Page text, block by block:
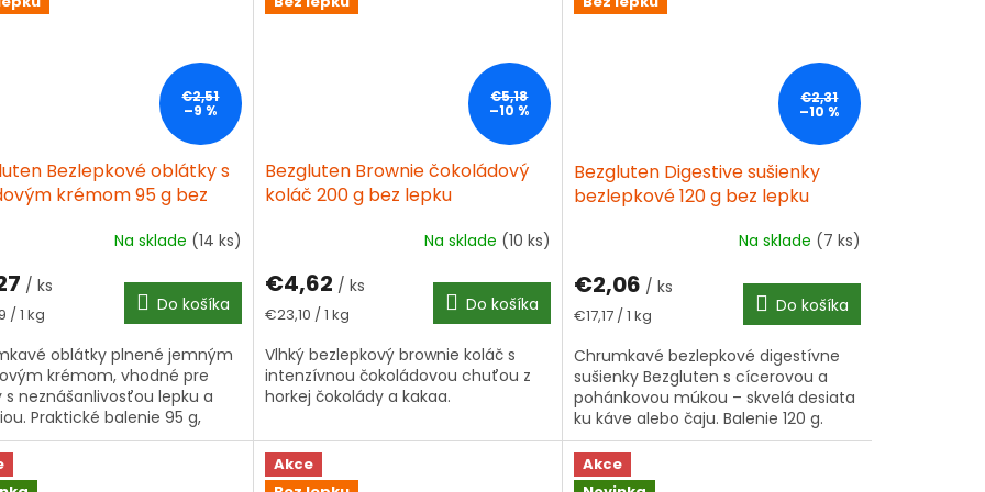
€2,51
–9 %
Bezlepkové oblátky s
krémom 95 g bez
Na sklade (14 ks)
/ ks
/ 1 kg Do košíka
oblátky plnené jemným
krémom, vhodné pre
s neznášanlivosťou lepku a
Praktické balenie 95 g,
ako desiata alebo dezert.
€5,18
–10 %
Bezgluten Brownie čokoládový
koláč 200 g bez lepku
Na sklade (10 ks)
€4,62 / ks
Jednotková
€23,10 / 1 kg Do košíka
Vlhký bezlepkový brownie koláč s
intenzívnou čokoládovou chuťou z
horkej čokolády a kakaa.
€2,31
–10 %
Bezgluten Digestive sušienky
bezlepkové 120 g bez lepku
Na sklade (7 ks)
€2,06 / ks
Jednotková
€17,17 / 1 kg Do košíka
Chrumkavé bezlepkové digestívne
sušienky Bezgluten s cícerovou a
pohánkovou múkou – skvelá desiata
ku káve alebo čaju. Balenie 120 g.
Akce
Akce